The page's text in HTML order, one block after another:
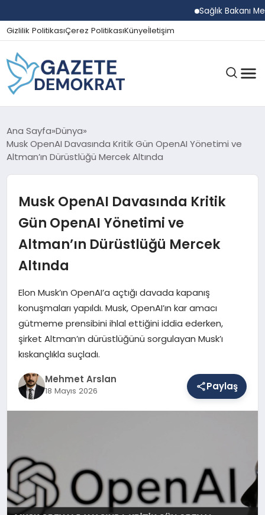
Sağlık Bakanı
Gizlilik PolitikasıÇerez PolitikasıKünyeİletişim
GÜNDEM
EKONOMI
SPOR
MAGAZIN
SAĞLIK
EĞITIM
DÜNYA
Ana Sayfa Dünya
Musk OpenAI Davasında Kritik Gün OpenAI Yönetimi ve
Altman’ın Dürüstlüğü Mercek Altında
Musk OpenAI Davasında Kritik
Gün OpenAI Yönetimi ve
Altman’ın Dürüstlüğü Mercek
Altında
Elon Musk’ın OpenAI’a açtığı davada kapanış
konuşmaları yapıldı. Musk, OpenAI’ın kar amacı
gütmeme prensibini ihlal ettiğini iddia ederken,
şirket Altman’ın dürüstlüğünü sorgulayan Musk’ı
kıskançlıkla suçladı.
Mehmet Arslan
18 Mayıs 2026 Paylaş